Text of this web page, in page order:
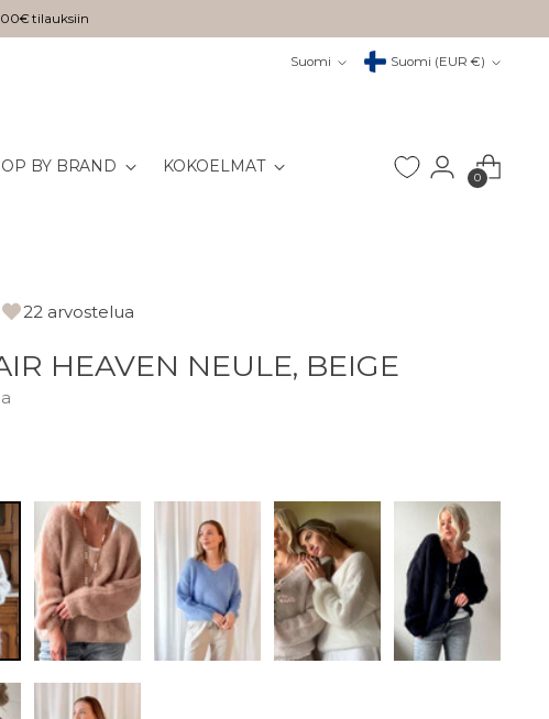
tilauksiin
Suomi Valuutta Suomi (EUR €)
BY BRAND KOKOELMAT
0
22 arvostelua
HEAVEN NEULE, BEIGE